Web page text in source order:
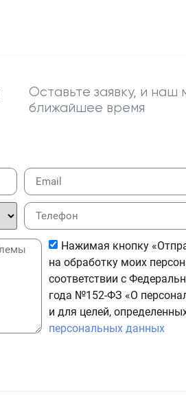
Оставьте заявку, и наш
ближайшее время
Нажимая кнопку
на обработку моих
соответствии с
года №152-ФЗ «О
и для целей,
персональных данных